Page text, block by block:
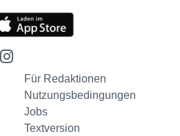
Für Redaktionen
Nutzungsbedingungen
Jobs
Textversion